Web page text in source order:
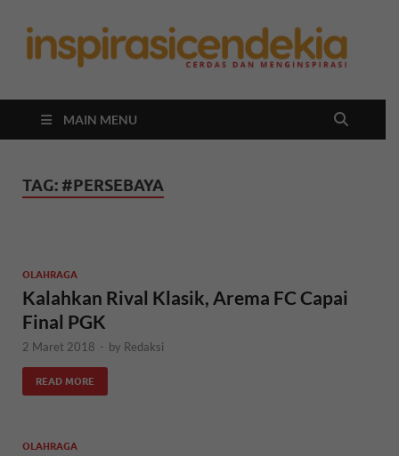
MAIN MENU
TAG: #PERSEBAYA
OLAHRAGA
Kalahkan Rival Klasik, Arema FC Capai
Final PGK
2 Maret 2018 - by Redaksi
READ MORE
OLAHRAGA